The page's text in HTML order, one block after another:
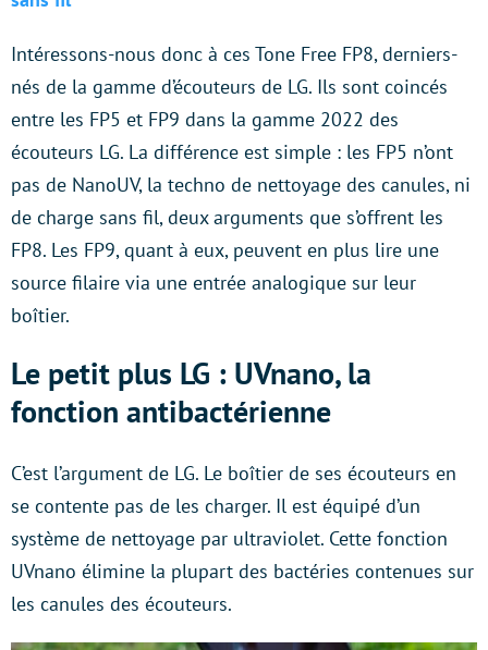
Intéressons-nous donc à ces Tone Free FP8, derniers-
nés de la gamme d’écouteurs de LG. Ils sont coincés
entre les FP5 et FP9 dans la gamme 2022 des
écouteurs LG. La différence est simple : les FP5 n’ont
pas de NanoUV, la techno de nettoyage des canules, ni
de charge sans fil, deux arguments que s’offrent les
FP8. Les FP9, quant à eux, peuvent en plus lire une
source filaire via une entrée analogique sur leur
boîtier.
Le petit plus LG : UVnano, la
fonction antibactérienne
C’est l’argument de LG. Le boîtier de ses écouteurs en
se contente pas de les charger. Il est équipé d’un
système de nettoyage par ultraviolet. Cette fonction
UVnano élimine la plupart des bactéries contenues sur
les canules des écouteurs.